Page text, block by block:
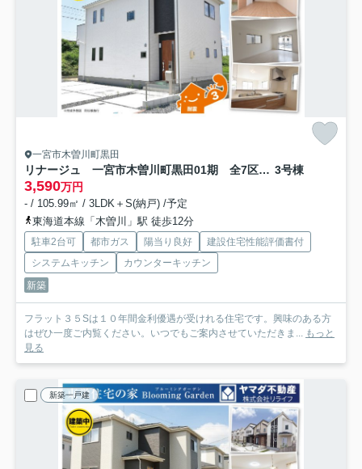
一宮市木曽川町黒田
リナージュ 一宮市木曽川町黒田01期 全7区画分譲 3号棟
3,590万円
- / 105.99㎡ / 3LDK＋S(納戸) /予定
東海道本線「木曽川」駅 徒歩12分
駐車2台可 都市ガス 陽当り良好
建設住宅性能評価書付
システムキッチン
カウンターキッチン
新築
フラット３５Sは１０年間金利優遇が受けれる住宅です。興味のある方
はぜひ一度ご内覧ください。いつでもご案内させていただきま... もっと
見る
新築一戸建